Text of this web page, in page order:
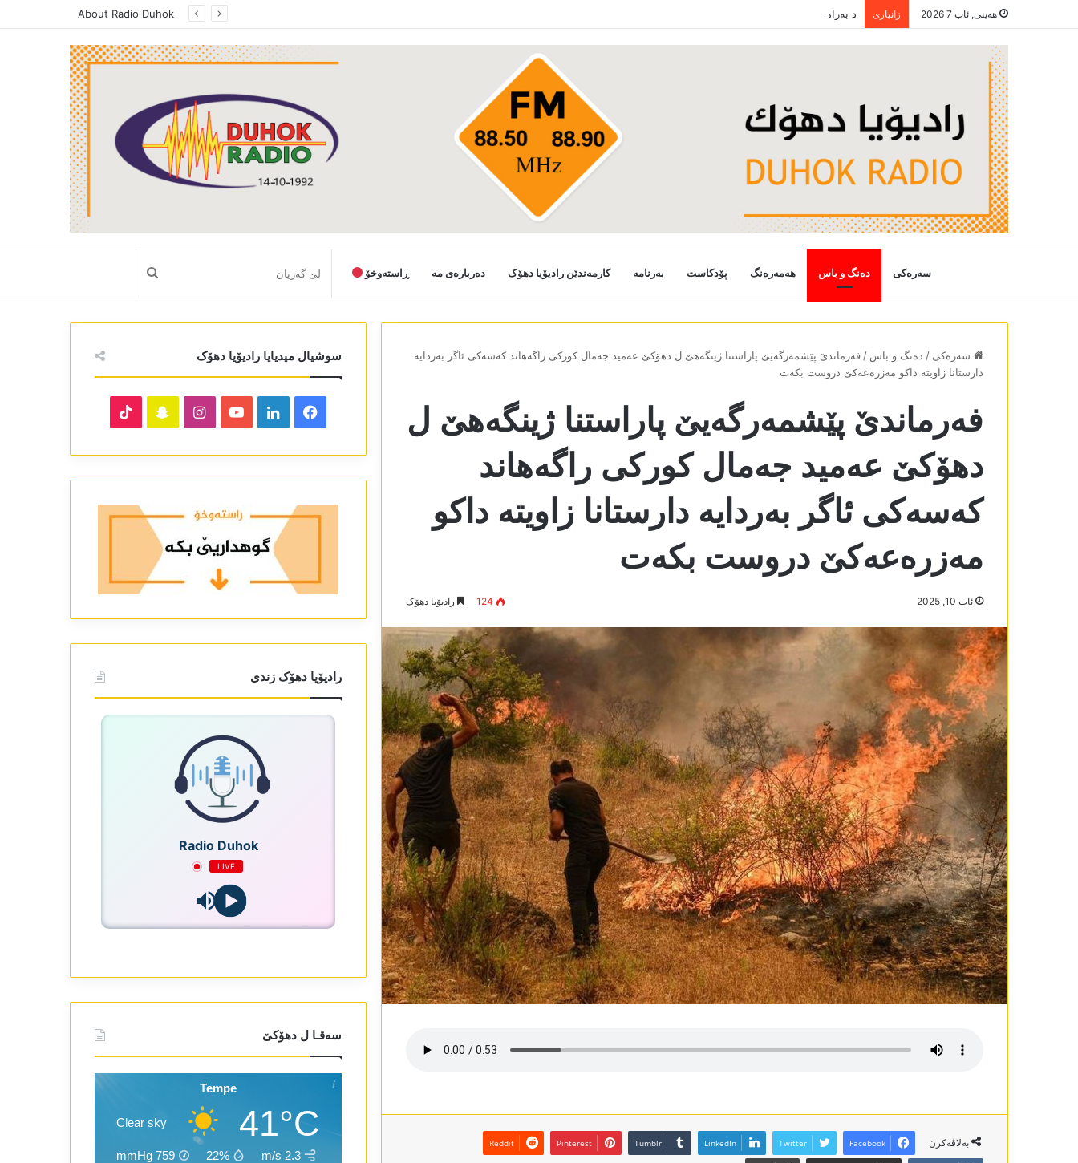
هەینی, ئاب 7 2026 زانیاری About Radio Duhok
سەرەکی دەنگ و باس هەمەرەنگ پۆدکاست بەرنامە کارمەندێن رادیۆیا دھۆک دەربارەی مە ڕاستەوخۆ لێ
گەریان
سەرەکی / دەنگ و باس / فەرماندێ پێشمەرگەیێ پاراستنا ژینگەھێ ل دھۆکێ عەمید جەمال کورکی راگەھاند کەسەکی ئاگر بەردایە
دارستانا زاویتە داکو مەزرەعەکێ دروست بکەت
فەرماندێ پێشمەرگەیێ پاراستنا ژینگەھێ ل
دھۆکێ عەمید جەمال کورکی راگەھاند
کەسەکی ئاگر بەردایە دارستانا زاویتە داکو
مەزرەعەکێ دروست بکەت
ئاب 10, 2025 124 رادیۆیا دھۆک
بەلاڤەکرن Facebook
Twitter
LinkedIn
Tumblr
Pinterest
Reddit
سوشیال میدیایا رادیۆیا دھۆک
Facebook
LinkedIn
YouTube
Instagram
Snapchat
رادیۆیا دھۆک زندی
Radio Duhok
LIVE
سەقـا ل دھۆکێ
Tempe
41°C
Clear sky
2.3 m/s
22%
759
mmHg